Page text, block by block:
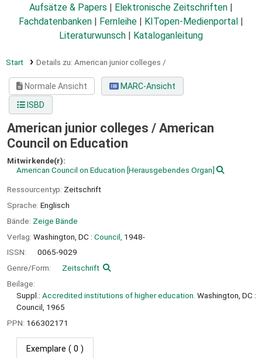
Aufsätze & Papers
Elektronische Zeitschriften
Fachdatenbanken
Fernleihe KITopen-Medienportal
Literaturwunsch
Kataloganleitung
Start Details zu: American junior colleges /
Normale Ansicht
MARC-Ansicht
ISBD
American junior colleges / American
Council on Education
Mitwirkende(r):
American Council on Education [Herausgebendes Organ]
Ressourcentyp: Zeitschrift
Sprache: Englisch
Bände: Zeige Bände
Verlag: Washington, DC : Council, 1948-
ISSN:
0065-9029
Genre/Form:
Zeitschrift
Beilage:
Suppl.: Accredited institutions of higher education. Washington, DC :
Council, 1965
PPN: 166302171
Exemplare ( 0 )